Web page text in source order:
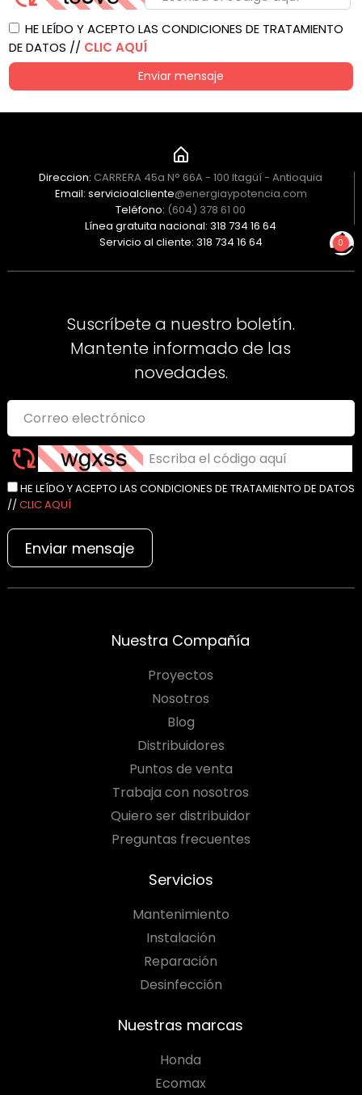
0
HE LEÍDO Y ACEPTO LAS CONDICIONES DE TRATAMIENTO
DE DATOS // CLIC AQUÍ
Enviar mensaje
Direccion: CARRERA 45a N° 66A - 100 Itagüí - Antioquia
Email: servicioalcliente@energiaypotencia.com
Teléfono: (604) 378 61 00
Línea gratuita nacional: 318 734 16 64
Servicio al cliente: 318 734 16 64
Suscríbete a nuestro boletín.
Mantente informado de las
novedades.
HE LEÍDO Y ACEPTO LAS CONDICIONES DE TRATAMIENTO DE DATOS
//CLIC AQUÍ
Enviar mensaje
Nuestra Compañía
Proyectos
Nosotros
Blog
Distribuidores
Puntos de venta
Trabaja con nosotros
Quiero ser distribuidor
Preguntas frecuentes
Servicios
Mantenimiento
Instalación
Reparación
Desinfección
Nuestras marcas
Honda
Ecomax